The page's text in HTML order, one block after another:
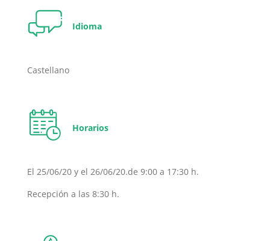
Idioma
Castellano
Horarios
El 25/06/20 y el 26/06/20.de 9:00 a 17:30 h.
Recepción a las 8:30 h.